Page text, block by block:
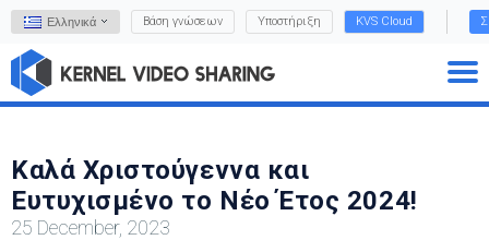
Ελληνικά Βάση γνώσεων Υποστήριξη KVS Cloud
Καλά Χριστούγεννα και
Ευτυχισμένο το Νέο Έτος 2024!
25 December, 2023